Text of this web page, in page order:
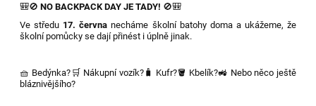
🎒🚫NO BACKPACK DAY JE TADY! 🚫🎒
Ve středu 17. června necháme školní batohy doma a ukážeme, že
školní pomůcky se dají přinést i úplně jinak.
🧺 Bedýnka?🛒 Nákupní vozík?🧳 Kufr?🪣 Kbelík?🚜 Nebo něco ještě
bláznivějšího?